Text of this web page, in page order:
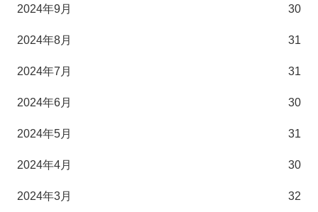
2024年9月 30
2024年8月 31
2024年7月 31
2024年6月 30
2024年5月 31
2024年4月 30
2024年3月 32